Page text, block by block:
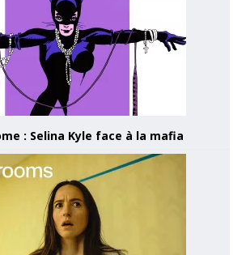
: Selina Kyle face à la mafia